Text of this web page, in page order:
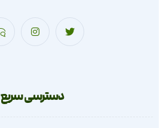
دسترسی سریع